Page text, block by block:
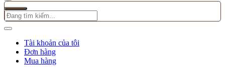
Tài khoản của tôi
Đơn hàng
Mua hàng